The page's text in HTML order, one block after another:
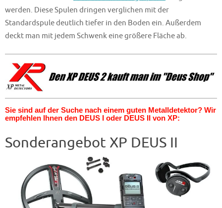
werden. Diese Spulen dringen verglichen mit der
Standardspule deutlich tiefer in den Boden ein. Außerdem
deckt man mit jedem Schwenk eine größere Fläche ab.
Sie sind auf der Suche nach einem guten Metalldetektor? Wir
empfehlen Ihnen den DEUS I oder DEUS II von XP:
Sonderangebot XP DEUS II